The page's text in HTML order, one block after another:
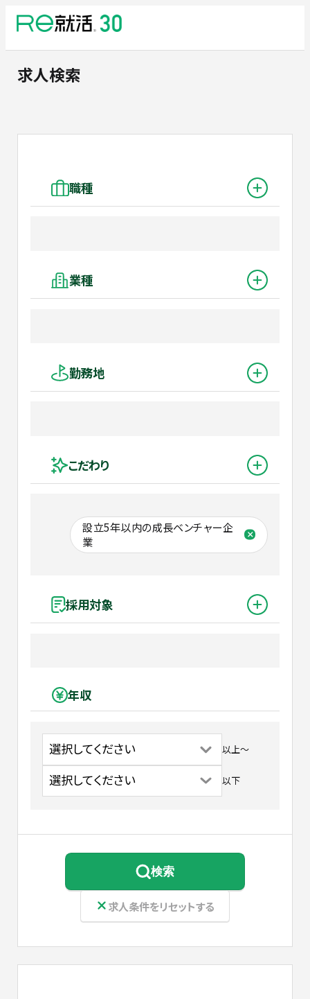
求人検索
職種
業種
勤務地
こだわり
設立5年以内の成長ベンチャー企
業
採用対象
年収
以上〜
以下
検索
求人条件をリセットする